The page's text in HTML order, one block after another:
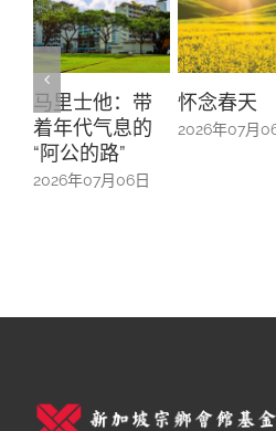
里士他：带
年代气息的
公的路”
年07月06日
怀念春天
2026年07月06日